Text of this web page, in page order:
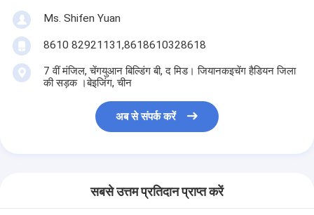
Ms. Shifen Yuan
8610 82921131,8618610328618
7 वीं मंजिल, चेंगयुआन बिल्डिंग बी, द मिड। जियानकइचेंग हैडियन जिला
की सड़क ।बेइजिंग, चीन
अब से संपर्क करें
सबसे उत्तम प्रतिदान प्राप्त करें